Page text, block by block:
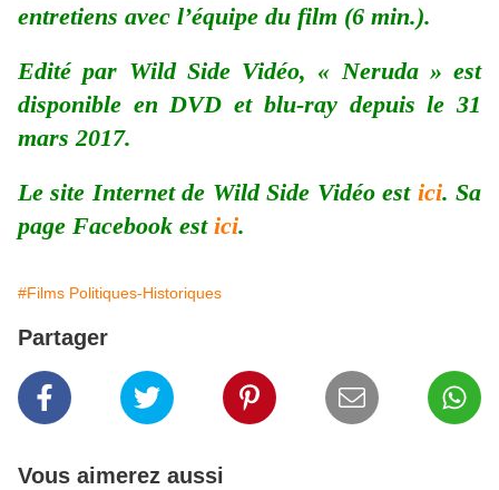
entretiens avec l’équipe du film (6 min.).
Edité par Wild Side Vidéo, « Neruda » est
disponible en DVD et blu-ray depuis le 31
mars 2017.
Le site Internet de Wild Side Vidéo est ici. Sa
page Facebook est ici.
#Films Politiques-Historiques
Partager
Vous aimerez aussi